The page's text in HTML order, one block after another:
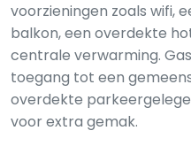
voorzieningen zoals wifi,
balkon, een overdekte
centrale verwarming.
toegang tot een
overdekte
voor extra gemak.